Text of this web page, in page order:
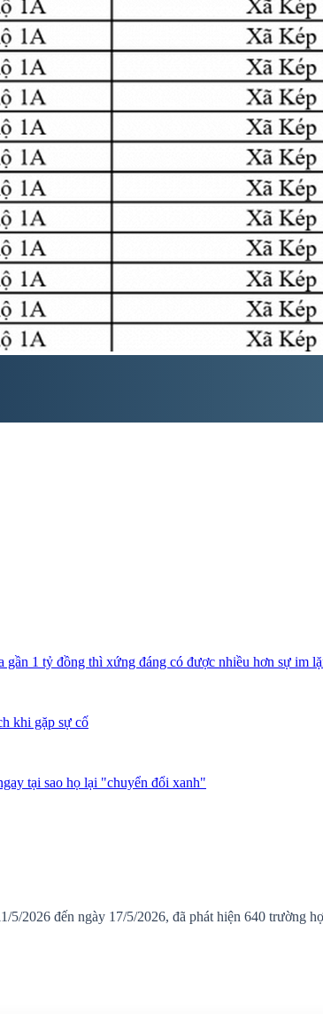
1 tỷ đồng thì xứng đáng có được nhiều hơn sự im
khi gặp sự cố
tại sao họ lại "chuyển đổi xanh"
2026 đến ngày 17/5/2026, đã phát hiện 640 trường